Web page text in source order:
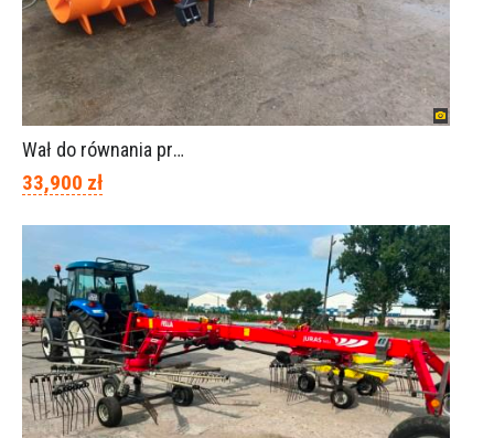
Wał do równania pryzm z kiszonką -TORNADO-SPAWEX
33,900 zł